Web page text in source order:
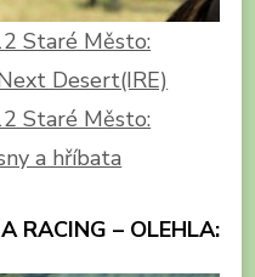
Staré Město:
Desert(IRE)
Staré Město:
a hříbata
RACING – OLEHLA: